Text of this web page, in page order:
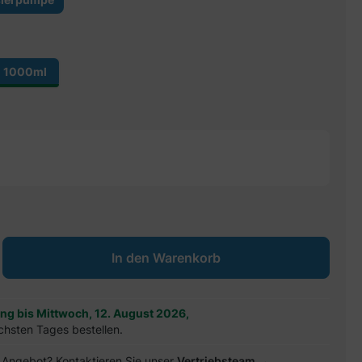
1000ml
bis Mittwoch, 12. August 2026,
Tages bestellen.
den gewünschten Wert ein oder
In den Warenkorb